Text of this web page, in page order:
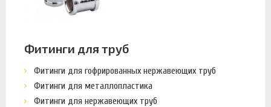
Фитинги для труб
Фитинги для гофрированных нержавеющих труб
Фитинги для металлопластика
Фитинги для нержавеющих труб